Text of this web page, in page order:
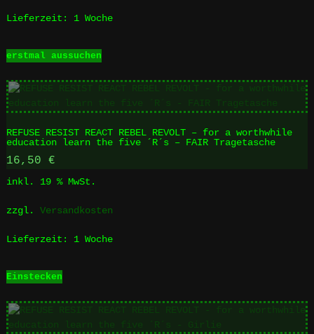
Produktseite
Lieferzeit: 1 Woche
erstmal aussuchenProdukt
mehrere
Varianten
Die
Produktseite
werden
REFUSE RESIST REACT REBEL REVOLT – for a worthwhile
education learn the five ´R´s – FAIR Tragetasche
16,50 €
inkl. 19 % MwSt.
zzgl. Versandkosten
Lieferzeit: 1 Woche
Einstecken